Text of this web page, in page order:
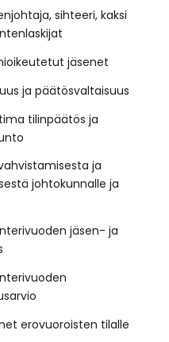
sihteeri, kaksi
jäsenet
ja päätösvaltaisuus
tilinpäätös ja
ja
johtokunnalle ja
jäsen- ja
erovuoroisten tilalle